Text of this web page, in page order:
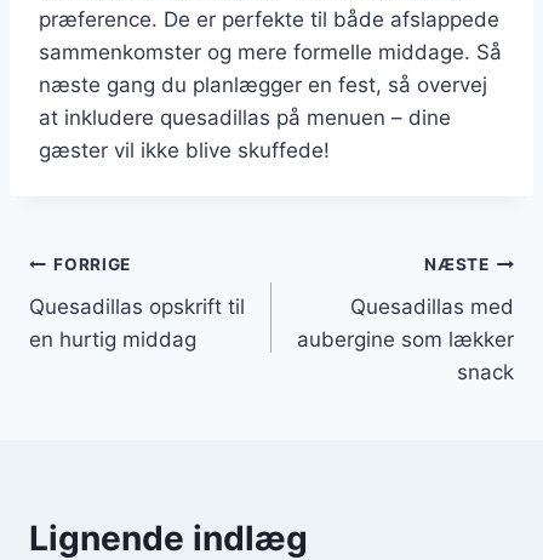
præference. De er perfekte til både afslappede
sammenkomster og mere formelle middage. Så
næste gang du planlægger en fest, så overvej
at inkludere quesadillas på menuen – dine
gæster vil ikke blive skuffede!
Indlægsnavigation
FORRIGE
Quesadillas opskrift til
en hurtig middag
NÆSTE
Quesadillas med
aubergine som lækker
snack
Lignende indlæg